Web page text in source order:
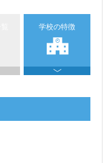
学校の特徴